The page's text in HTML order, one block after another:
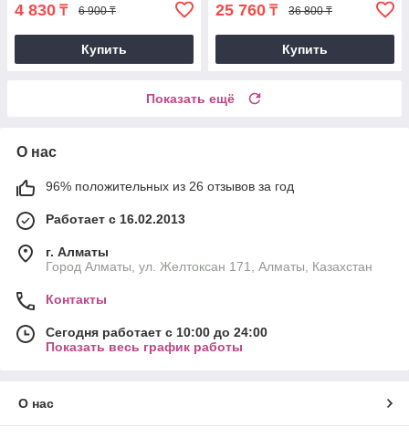
4 830 ₸ 6 900 ₸
Купить
25 760 ₸ 36 800 ₸
Купить
Показать ещё
О нас
96% положительных из 26 отзывов за год
Работает с 16.02.2013
г. Алматы
Город Алматы, ул. Желтоксан 171, Алматы, Казахстан
Контакты
Сегодня работает с 10:00 до 24:00
Показать весь график работы
О нас